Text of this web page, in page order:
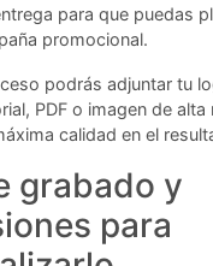
para que puedas
promocional.
podrás adjuntar tu
PDF o imagen de alta
calidad en el
grabado y
para